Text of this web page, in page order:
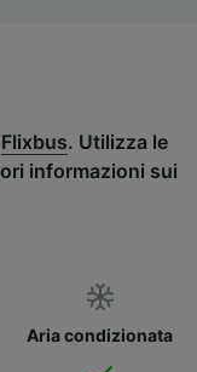
Flixbus. Utilizza le
informazioni sui
Aria condizionata